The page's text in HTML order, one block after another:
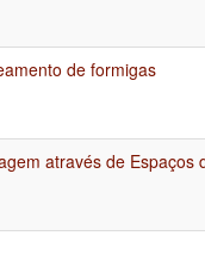
de formigas
através de Espaços